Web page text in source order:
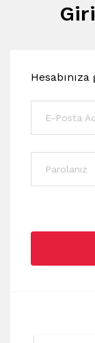
Hesabınıza